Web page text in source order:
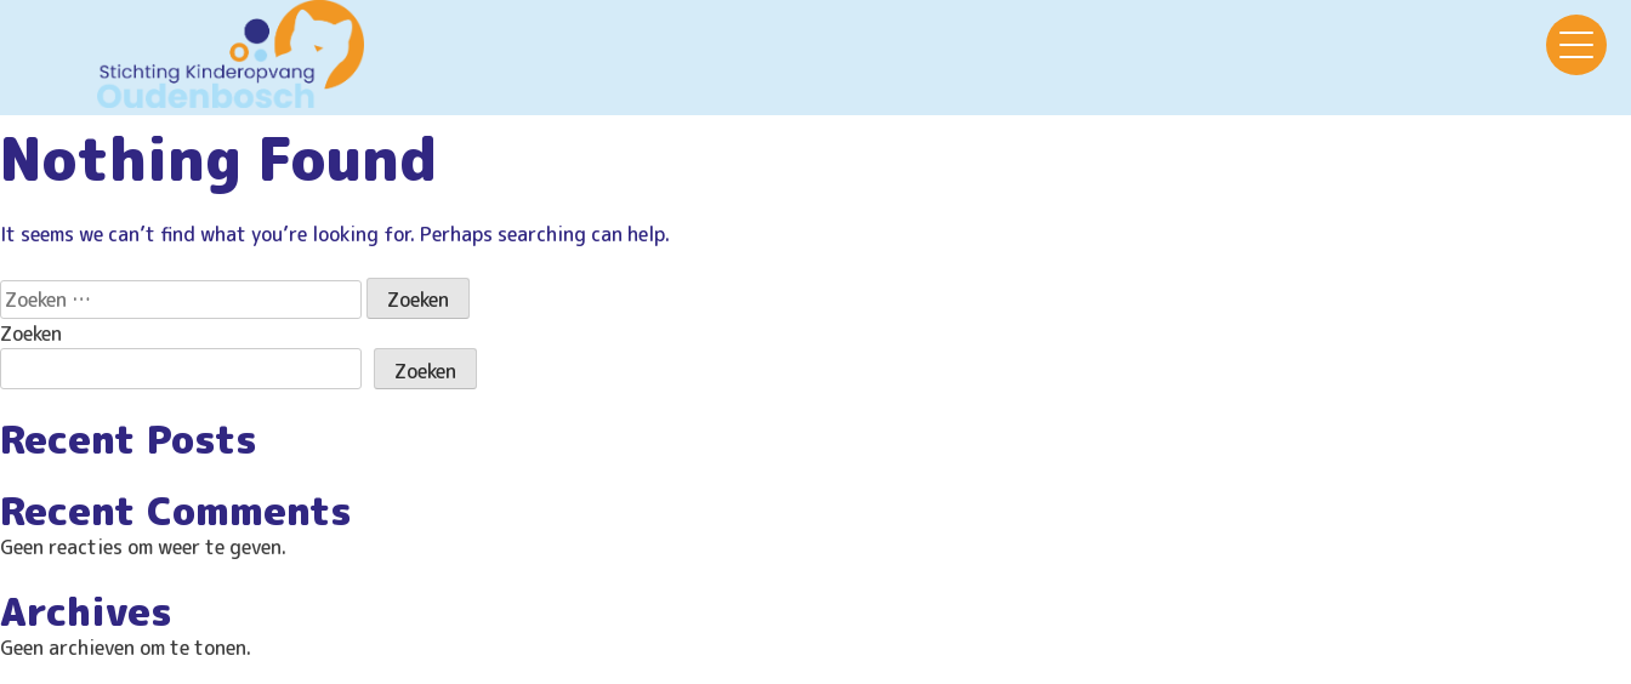
Nothing Found
It seems we can’t find what you’re looking for. Perhaps searching can help.
Z
o
e
n
a
a
r
Zoeken
Zoeken
Recent Posts
Recent Comments
Geen reacties om weer te geven.
Archives
Geen archieven om te tonen.